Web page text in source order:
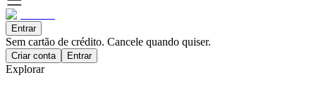
Entrar
Sem cartão de crédito. Cancele quando quiser.
Criar conta Entrar
Explorar